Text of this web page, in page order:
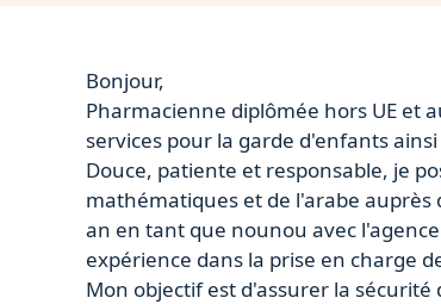
Bonjour,
​Pharmacienne diplômée hors UE et
services pour la garde d'enfants
Douce, patiente et responsable, je
mathématiques et de l'arabe
an en tant que nounou avec
expérience dans la prise en charge
​Mon objectif est d'assurer la